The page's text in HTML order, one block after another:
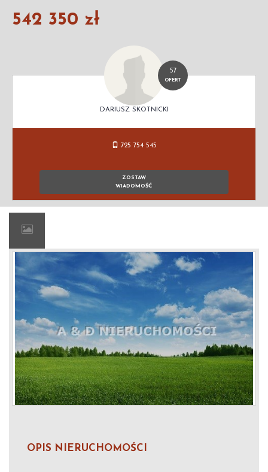
542 350 zł
57
OFERT
DARIUSZ SKOTNICKI
725 754 545
ZOSTAW
WIADOMOŚĆ
OPIS NIERUCHOMOŚCI